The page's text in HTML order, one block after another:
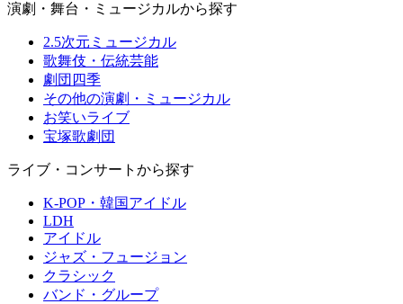
演劇・舞台・ミュージカルから探す
2.5次元ミュージカル
歌舞伎・伝統芸能
劇団四季
その他の演劇・ミュージカル
お笑いライブ
宝塚歌劇団
ライブ・コンサートから探す
K-POP・韓国アイドル
LDH
アイドル
ジャズ・フュージョン
クラシック
バンド・グループ